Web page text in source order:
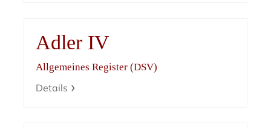
Adler IV
Allgemeines Register (DSV)
Details